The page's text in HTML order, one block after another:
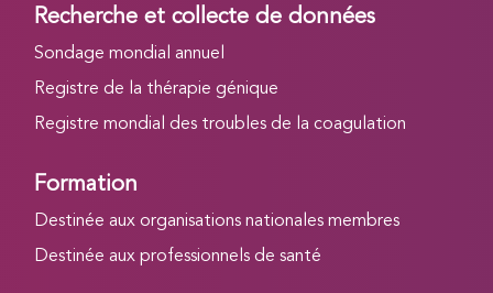
Recherche et collecte de données
Sondage mondial annuel
Registre de la thérapie génique
Registre mondial des troubles de la coagulation
Formation
Destinée aux organisations nationales membres
Destinée aux professionnels de santé